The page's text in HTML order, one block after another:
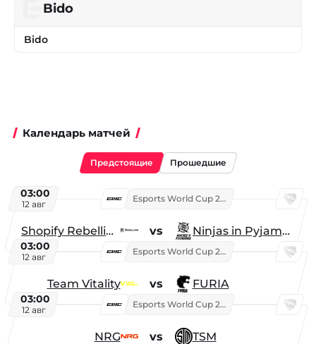
Bido
Bido
Календарь матчей
Предстоящие Прошедшие
03:00
12 авг
Esports World Cup 2026
Shopify Rebellion vs Ninjas in Pyjamas
03:00
12 авг
Esports World Cup 2026
Team Vitality vs FURIA
03:00
12 авг
Esports World Cup 2026
NRG vs TSM